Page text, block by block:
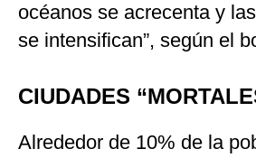
océanos se acrecenta y
se intensifican”, según el
CIUDADES
Alrededor de 10% de la